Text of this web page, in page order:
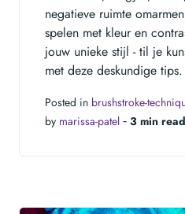
negatieve ruimte
spelen met kleur en
jouw unieke stijl - til je
met deze deskundige tips.
Posted in brushstroke-
by marissa-patel ‐ 3 min read